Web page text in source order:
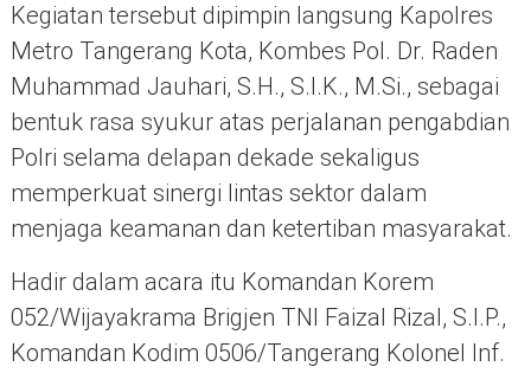
Kegiatan tersebut dipimpin langsung Kapolres
Metro Tangerang Kota, Kombes Pol. Dr. Raden
Muhammad Jauhari, S.H., S.I.K., M.Si., sebagai
bentuk rasa syukur atas perjalanan pengabdian
Polri selama delapan dekade sekaligus
memperkuat sinergi lintas sektor dalam
menjaga keamanan dan ketertiban masyarakat.
Hadir dalam acara itu Komandan Korem
052/Wijayakrama Brigjen TNI Faizal Rizal, S.I.P.,
Komandan Kodim 0506/Tangerang Kolonel Inf.